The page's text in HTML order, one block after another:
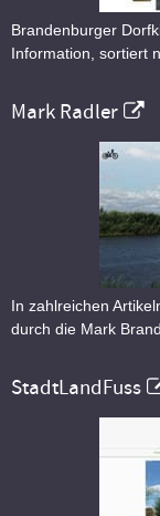
Brandenburger
Information, sortiert
Mark Radler
In zahlreichen
durch die Mark
StadtLandFuss